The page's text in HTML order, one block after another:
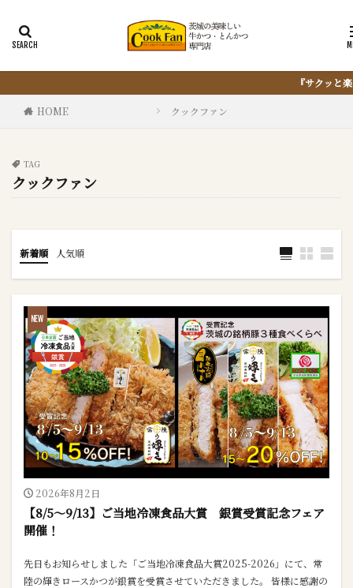
『サクッと楽ちん冷凍とんかつ』は、仕込まない・揚げない・
HOME クックファン
TAG
クックファン
新着順 人気順
2026年8月2日
【8/5～9/13】ご当地冷凍食品大賞 銀賞受賞記念フェア
開催！
先日もお知らせしました「ご当地冷凍食品大賞2025-2026」にて、常
陸の輝きロースかつが銀賞を受賞させていただきました。 皆様に感謝の